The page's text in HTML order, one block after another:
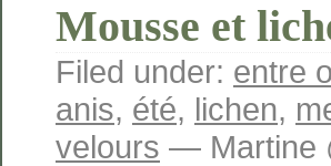
Mousse et
Filed under: entre
anis, été, lichen,
velours — Martine